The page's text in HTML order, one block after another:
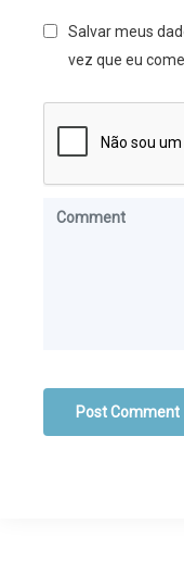
Salvar meus
vez que eu